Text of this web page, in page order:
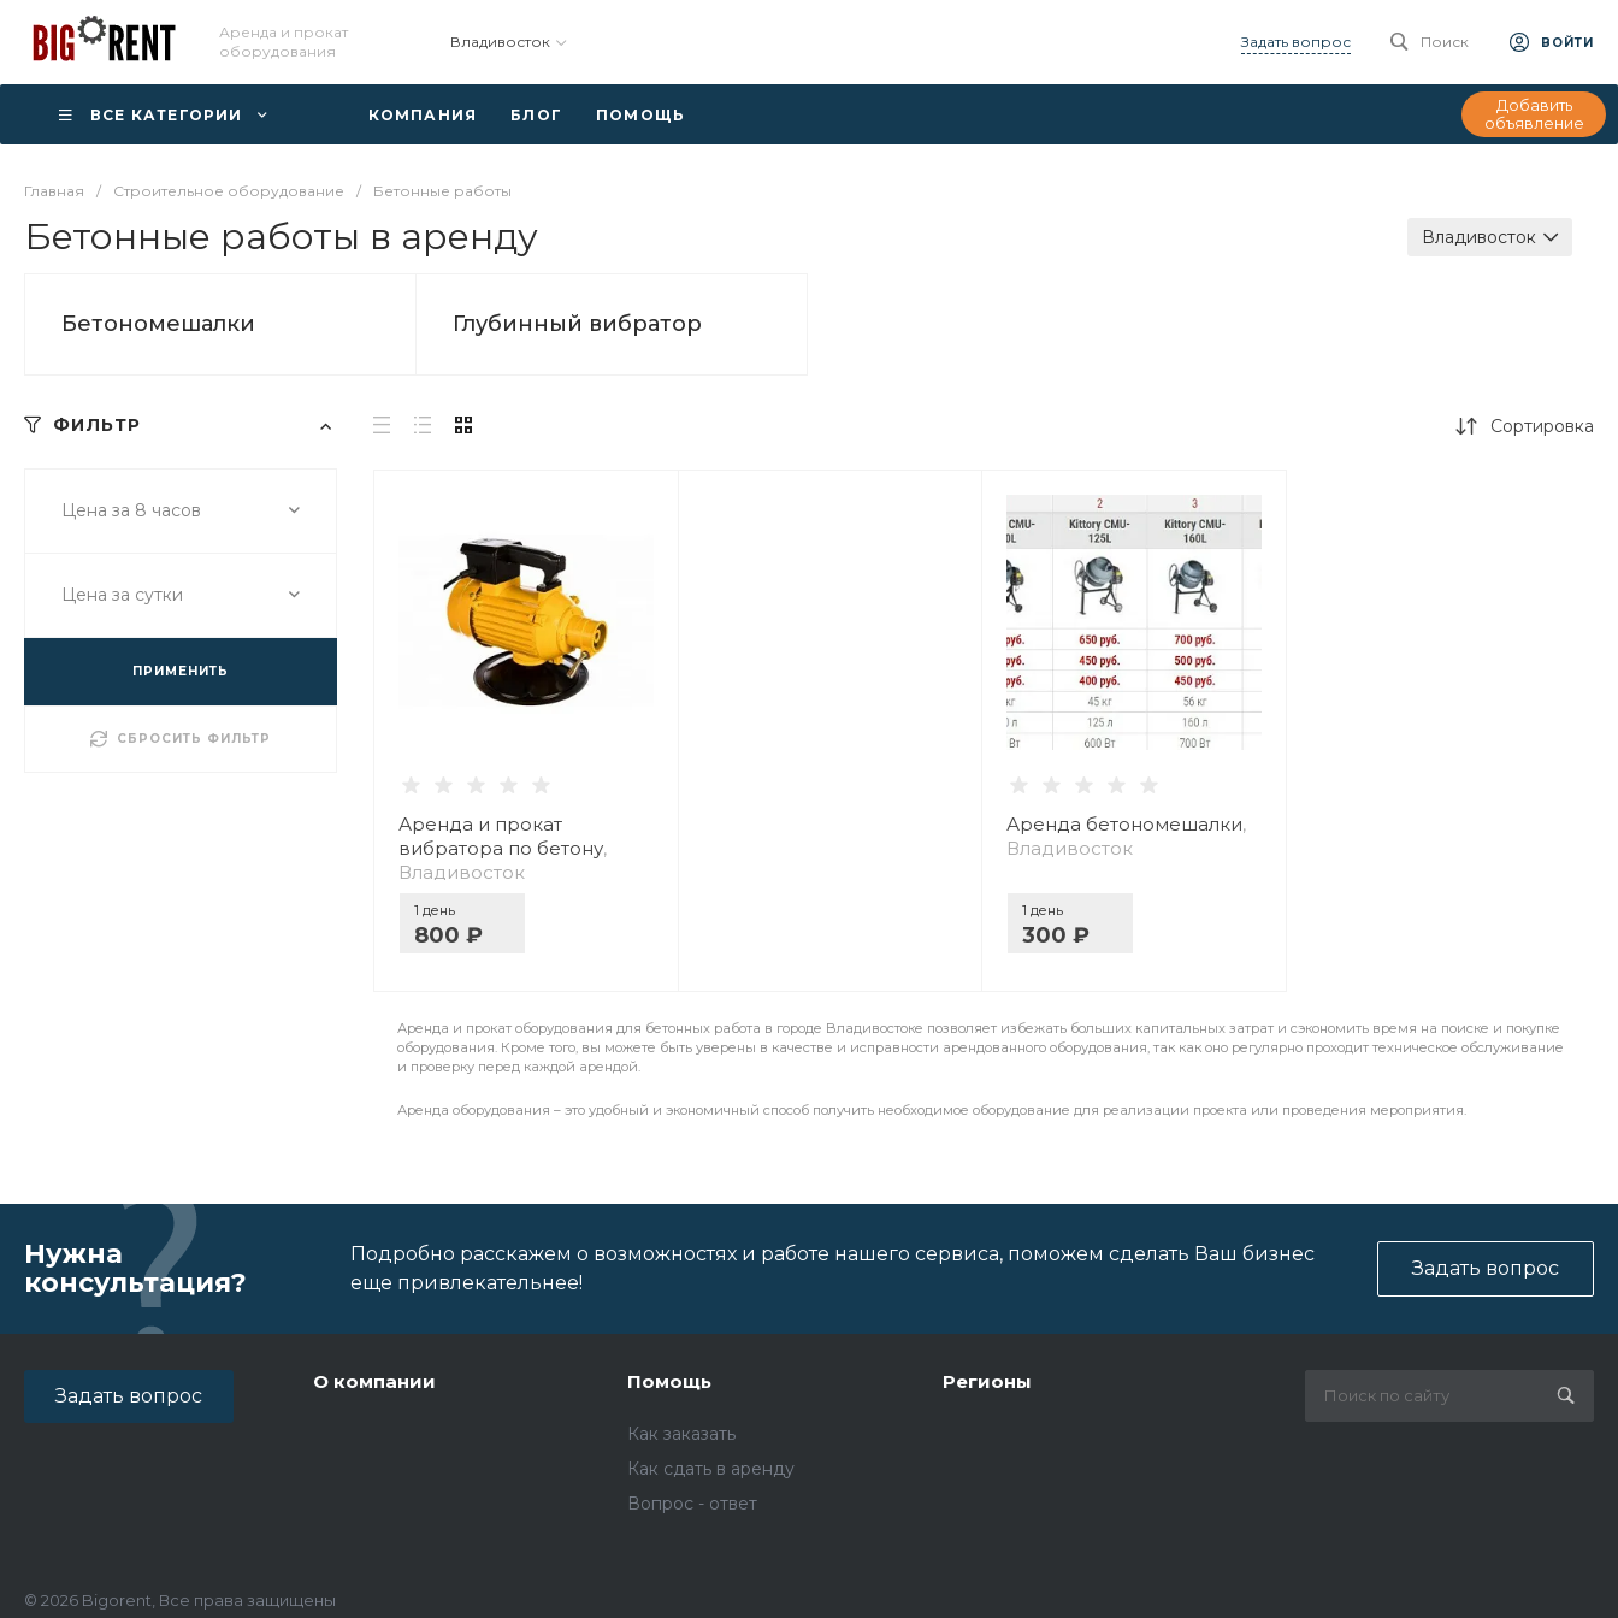
Аренда и прокат
оборудования
Владивосток Задать вопрос Поиск ВОЙТИ
ВСЕ КАТЕГОРИИ КОМПАНИЯ БЛОГ ПОМОЩЬ
Добавить
объявление
Главная / Строительное оборудование / Бетонные работы
Бетонные работы в аренду Владивосток
Бетономешалки Глубинный вибратор
ФИЛЬТР
Цена за 8 часов
Цена за сутки
ПРИМЕНИТЬ
СБРОСИТЬ ФИЛЬТР
Сортировка
Аренда и прокат
вибратора по бетону,
Владивосток
1 день
800 ₽
Аренда бетономешалки,
Владивосток
1 день
300 ₽
Аренда и прокат оборудования для бетонных работа в городе Владивостоке позволяет избежать больших капитальных затрат и сэкономить время на поиске и покупке
оборудования. Кроме того, вы можете быть уверены в качестве и исправности арендованного оборудования, так как оно регулярно проходит техническое обслуживание
и проверку перед каждой арендой.
Аренда оборудования – это удобный и экономичный способ получить необходимое оборудование для реализации проекта или проведения мероприятия.
Нужна
консультация?
Подробно расскажем о возможностях и работе нашего сервиса, поможем сделать Ваш бизнес
еще привлекательнее!
Задать вопрос
Задать вопрос
О компании Помощь
Как заказать
Как сдать в аренду
Вопрос - ответ
Регионы
© 2026 Bigorent, Все права защищены